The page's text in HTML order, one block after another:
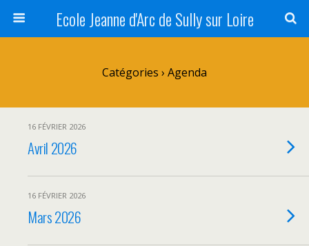
Ecole Jeanne d'Arc de Sully sur Loire
Catégories › Agenda
16 FÉVRIER 2026
Avril 2026
16 FÉVRIER 2026
Mars 2026